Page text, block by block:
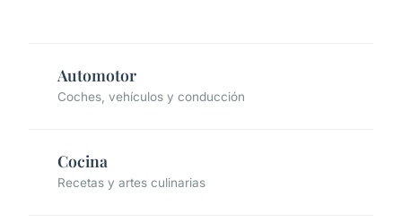
Automotor
Coches, vehículos y conducción
Cocina
Recetas y artes culinarias